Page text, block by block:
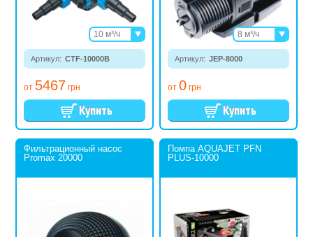
Артикул: CTF-10000B
от 5467 грн
10 м³/ч
12 м³/ч
14 м³/ч
Артикул: JEP-8000
от 0 грн
8 м³/ч
10 м³/ч
20 м³/ч
Фильтрационный насос
Promax 20000
Помпа AQUAJET PFN
PLUS-10000